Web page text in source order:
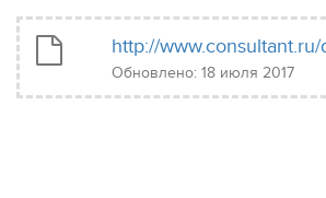
http://
Обновлено: 18 июля 2017